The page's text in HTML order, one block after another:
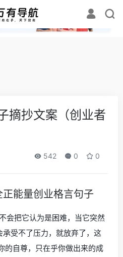
✕
摘抄文案（创业者
542 0 0
能量创业格言句子
会把它认为是困难，当它突然
受不了压力，就放弃了，这
的自尊，只在乎你做出来的成